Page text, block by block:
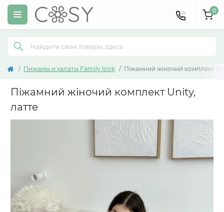
0
Пижамы и халаты Family look Піжамний жіночий комплект
Піжамний жіночий комплект Unity,
латте